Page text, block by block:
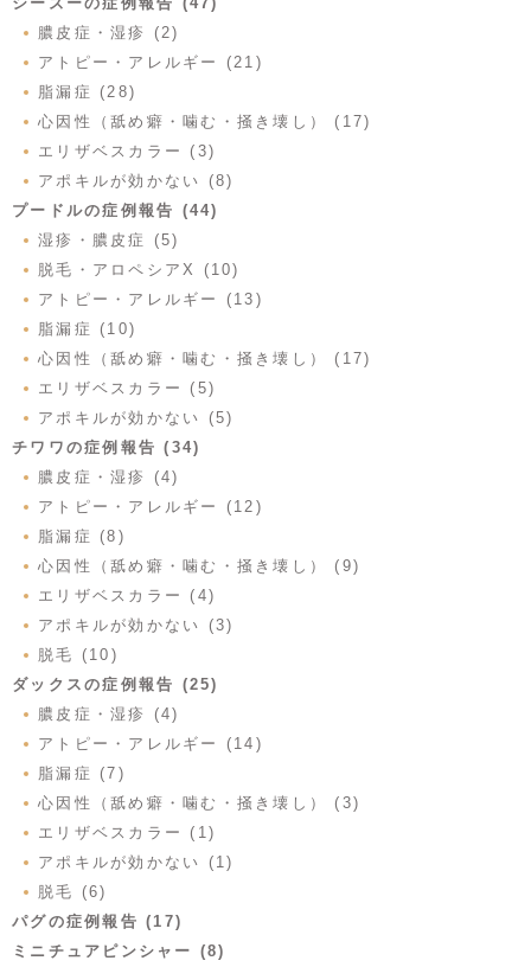
膿皮症・湿疹 (2)
アトピー・アレルギー (21)
脂漏症 (28)
心因性（舐め癖・噛む・掻き壊し） (17)
エリザベスカラー (3)
アポキルが効かない (8)
プードルの症例報告 (44)
湿疹・膿皮症 (5)
脱毛・アロペシアX (10)
アトピー・アレルギー (13)
脂漏症 (10)
心因性（舐め癖・噛む・掻き壊し） (17)
エリザベスカラー (5)
アポキルが効かない (5)
チワワの症例報告 (34)
膿皮症・湿疹 (4)
アトピー・アレルギー (12)
脂漏症 (8)
心因性（舐め癖・噛む・掻き壊し） (9)
エリザベスカラー (4)
アポキルが効かない (3)
脱毛 (10)
ダックスの症例報告 (25)
膿皮症・湿疹 (4)
アトピー・アレルギー (14)
脂漏症 (7)
心因性（舐め癖・噛む・掻き壊し） (3)
エリザベスカラー (1)
アポキルが効かない (1)
脱毛 (6)
パグの症例報告 (17)
ミニチュアピンシャー (8)